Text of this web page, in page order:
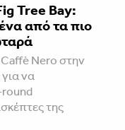
Tree Bay:
από τα πιο
Nero στην
να
round
της